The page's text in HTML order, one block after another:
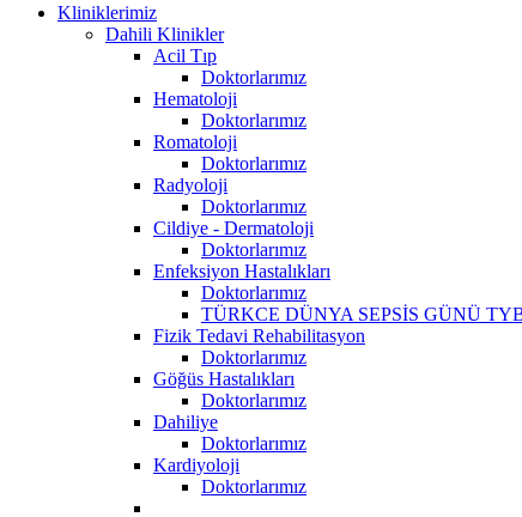
Kliniklerimiz
Dahili Klinikler
Acil Tıp
Doktorlarımız
Hematoloji
Doktorlarımız
Romatoloji
Doktorlarımız
Radyoloji
Doktorlarımız
Cildiye - Dermatoloji
Doktorlarımız
Enfeksiyon Hastalıkları
Doktorlarımız
TÜRKCE DÜNYA SEPSİS GÜNÜ
Fizik Tedavi Rehabilitasyon
Doktorlarımız
Göğüs Hastalıkları
Doktorlarımız
Dahiliye
Doktorlarımız
Kardiyoloji
Doktorlarımız